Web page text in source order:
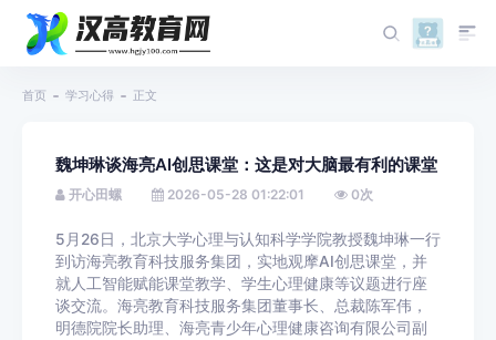
首页 学习心得 正文
魏坤琳谈海亮AI创思课堂：这是对大脑最有利的课堂
开心田螺 2026-05-28 01:22:01 0次
5月26日，北京大学心理与认知科学学院教授魏坤琳一行
到访海亮教育科技服务集团，实地观摩AI创思课堂，并
就人工智能赋能课堂教学、学生心理健康等议题进行座
谈交流。海亮教育科技服务集团董事长、总裁陈军伟，
明德院院长助理、海亮青少年心理健康咨询有限公司副